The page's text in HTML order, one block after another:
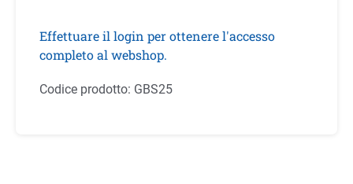
Effettuare il login per ottenere l'accesso
completo al webshop.
Codice prodotto: GBS25